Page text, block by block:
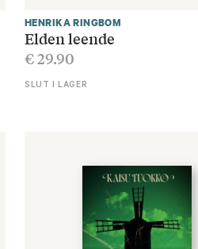
HENRIKA RINGBOM
Elden leende
€29.90
SLUT I LAGER